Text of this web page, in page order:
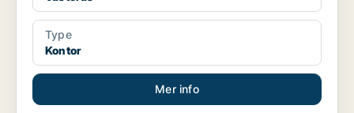
Type
Kontor
Mer info